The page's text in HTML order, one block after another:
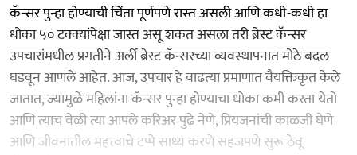
कॅन्सर पुन्हा होण्‍याची चिंता पूर्णपणे रास्त असली आणि कधी-कधी हा
धोका ५० टक्‍क्‍यांपेक्षा जास्त असू शकत असला तरी ब्रेस्ट कॅन्सर
उपचारांमधील प्रगतीने अर्ली ब्रेस्ट कॅन्सरच्या व्यवस्थापनात मोठे बदल
घडवून आणले आहेत. आज, उपचार हे वाढत्या प्रमाणात वैयक्तिकृत केले
जातात, ज्यामुळे महिलांना कॅन्सर पुन्हा होण्‍याचा धोका कमी करता येतो
आणि त्याच वेळी त्या आपले करिअर पुढे नेणे, प्रियजनांची काळजी घेणे
आणि जीवनातील महत्त्वाचे टप्पे साध्य करणे सहजपणे सुरू ठेवू